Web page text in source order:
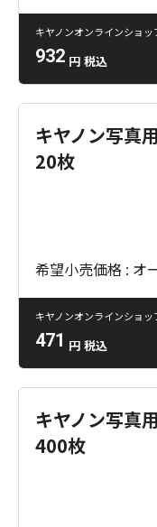
キヤノンオンラインショッ
932 円 税込
キヤノン写真
20枚
希望小売価格 : オ
キヤノンオンラインショッ
471 円 税込
キヤノン写真
400枚